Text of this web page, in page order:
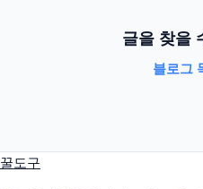
글을 찾을
블로그
꿀도구